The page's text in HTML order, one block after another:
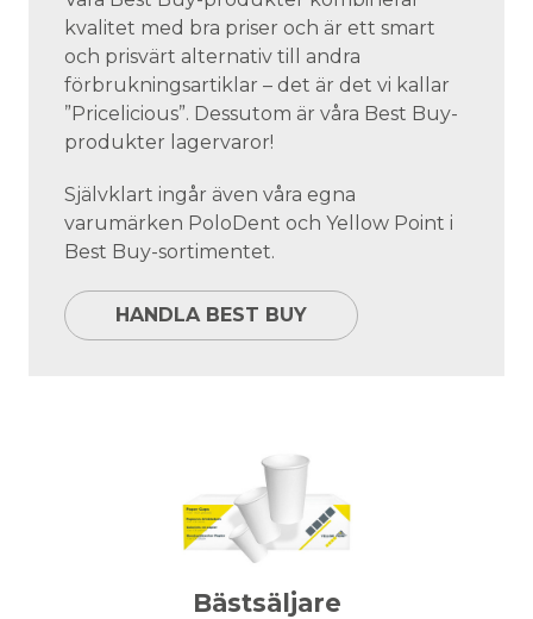
kvalitet med bra priser och är ett smart
och prisvärt alternativ till andra
förbrukningsartiklar – det är det vi kallar
”Pricelicious”. Dessutom är våra Best Buy-
produkter lagervaror!
Självklart ingår även våra egna
varumärken PoloDent och Yellow Point i
Best Buy-sortimentet.
HANDLA BEST BUY
Bästsäljare